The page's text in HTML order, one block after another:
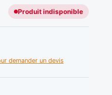
Produit indisponible
demander un devis